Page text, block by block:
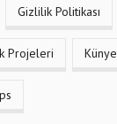
Gizlilik Politikası
Projeleri Künye